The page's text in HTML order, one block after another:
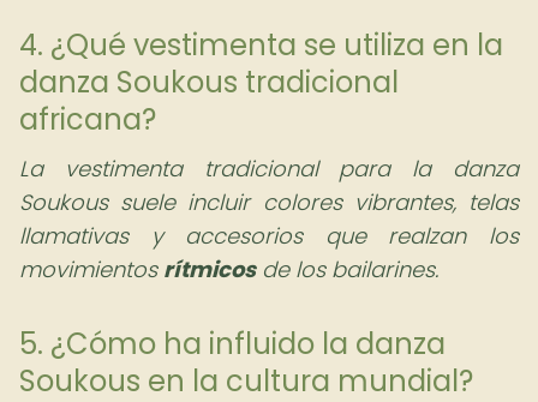
4. ¿Qué vestimenta se utiliza en la
danza Soukous tradicional
africana?
La vestimenta tradicional para la danza
Soukous suele incluir colores vibrantes, telas
llamativas y accesorios que realzan los
movimientos rítmicosde los bailarines.
5. ¿Cómo ha influido la danza
Soukous en la cultura mundial?